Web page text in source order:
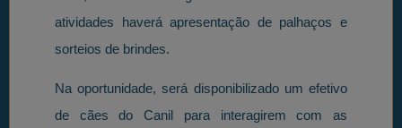
atividades haverá apresentação de palhaços e
sorteios de brindes.
Na oportunidade, será disponibilizado um efetivo
de cães do Canil para interagirem com as